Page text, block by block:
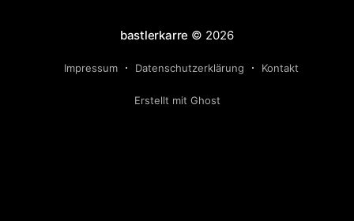
bastlerkarre © 2026
Impressum Datenschutzerklärung Kontakt
Erstellt mit Ghost